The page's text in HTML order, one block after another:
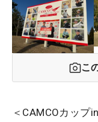
こ
＜CAMCOカップ